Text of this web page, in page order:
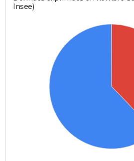
Insee)